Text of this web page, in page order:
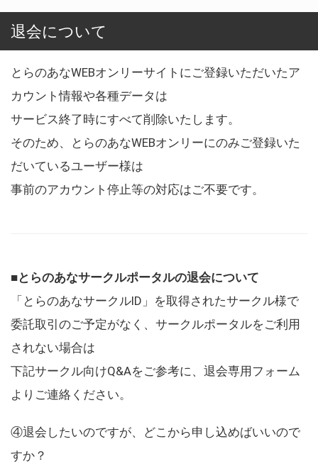
退会について
とらのあなWEBオンリーサイトにご登録いただいたア
カウント情報や各種データは
サービス終了時にすべて削除いたします。
そのため、とらのあなWEBオンリーにのみご登録いた
だいているユーザー様は
事前のアカウント停止等の対応はご不要です。
■とらのあなサークルポータルの退会について
「とらのあなサークルID」を取得されたサークル様で
委託取引のご予定がなく、サークルポータルをご利用
されない場合は
下記サークル向けQ&Aをご参考に、退会専用フォーム
よりご連絡ください。
④退会したいのですが、どこから申し込めばいいので
すか？